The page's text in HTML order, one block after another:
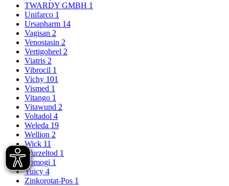
TWARDY GMBH 1
Unifarco 1
Ursapharm 14
Vagisan 2
Venostasin 2
Vertigoheel 2
Viatris 2
Vibrocil 1
Vichy 101
Vismed 1
Vitango 1
Vitawund 2
Voltadol 4
Weleda 19
Wellion 2
Wick 11
Wurzeltod 1
Yomogi 1
Yuicy 4
Zinkorotat-Pos 1